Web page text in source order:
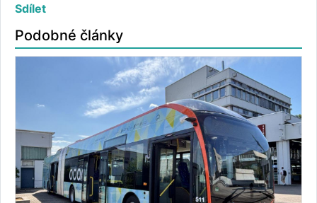
Sdílet
Podobné články